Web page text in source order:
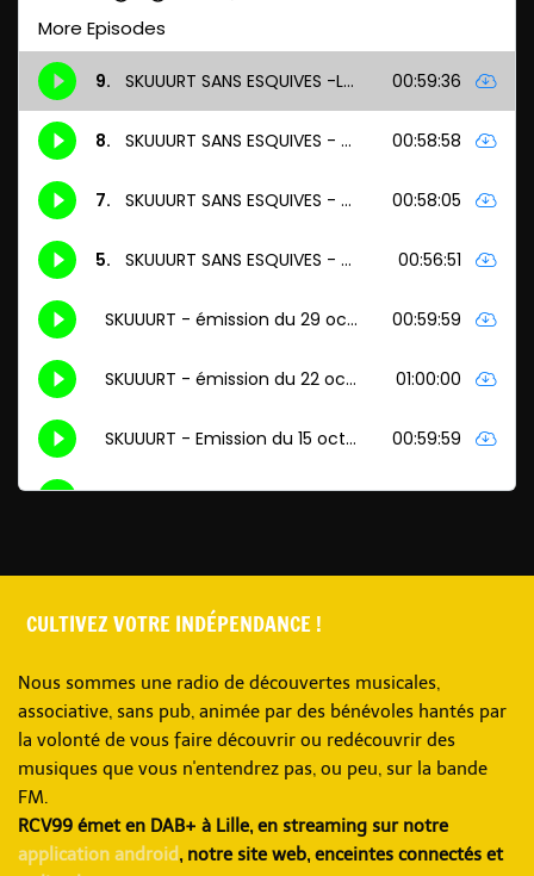
CULTIVEZ VOTRE INDÉPENDANCE !
Nous sommes une radio de découvertes musicales,
associative, sans pub, animée par des bénévoles hantés par
la volonté de vous faire découvrir ou redécouvrir des
musiques que vous n'entendrez pas, ou peu, sur la bande
FM.
RCV99 émet en DAB+ à Lille, en streaming sur notre
application android, notre site web, enceintes connectés et